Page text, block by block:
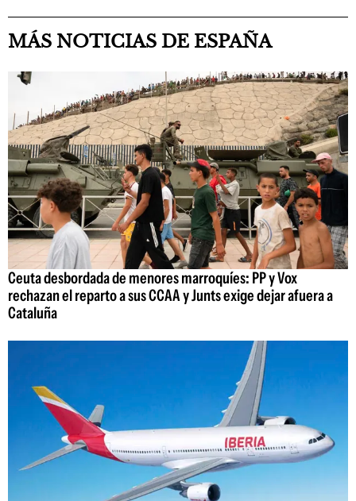
MÁS NOTICIAS DE ESPAÑA
Ceuta desbordada de menores marroquíes: PP y Vox
rechazan el reparto a sus CCAA y Junts exige dejar afuera a
Cataluña